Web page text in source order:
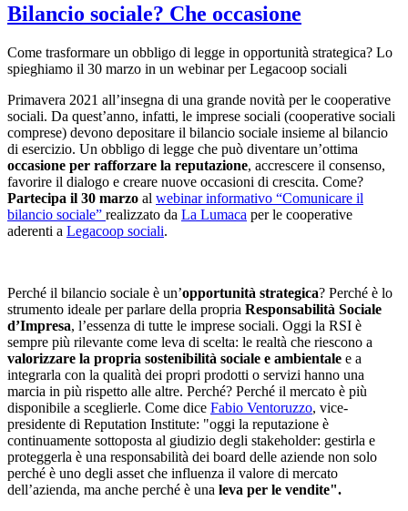
Bilancio sociale? Che occasione
Come trasformare un obbligo di legge in opportunità strategica? Lo
spieghiamo il 30 marzo in un webinar per Legacoop sociali
Primavera 2021 all’insegna di una grande novità per le cooperative
sociali. Da quest’anno, infatti, le imprese sociali (cooperative sociali
comprese) devono depositare il bilancio sociale insieme al bilancio
di esercizio. Un obbligo di legge che può diventare un’ottima
occasione per rafforzare la reputazione, accrescere il consenso,
favorire il dialogo e creare nuove occasioni di crescita. Come?
Partecipa il 30 marzo al webinar informativo “Comunicare il
bilancio sociale” realizzato da La Lumaca per le cooperative
aderenti a Legacoop sociali.
Perché il bilancio sociale è un’opportunità strategica? Perché è lo
strumento ideale per parlare della propria Responsabilità Sociale
d’Impresa, l’essenza di tutte le imprese sociali. Oggi la RSI è
sempre più rilevante come leva di scelta: le realtà che riescono a
valorizzare la propria sostenibilità sociale e ambientale e a
integrarla con la qualità dei propri prodotti o servizi hanno una
marcia in più rispetto alle altre. Perché? Perché il mercato è più
disponibile a sceglierle. Come dice Fabio Ventoruzzo, vice-
presidente di Reputation Institute: "oggi la reputazione è
continuamente sottoposta al giudizio degli stakeholder: gestirla e
proteggerla è una responsabilità dei board delle aziende non solo
perché è uno degli asset che influenza il valore di mercato
dell’azienda, ma anche perché è una leva per le vendite".